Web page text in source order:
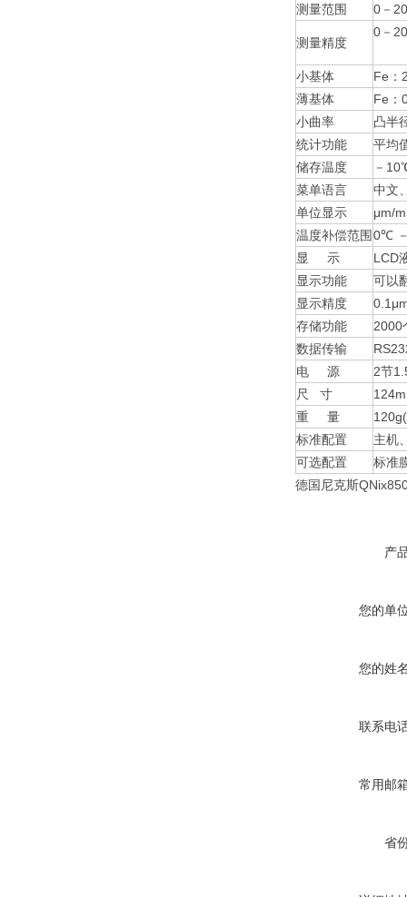
测量范围
0－
测量精度
0－
小基体
Fe
薄基体
Fe
小曲率
凸半
统计功能
平均
储存温度
－
菜单语言
中文
单位显示
μm/
温度补偿范围0℃
显 示
LCD
显示功能
可以
显示精度
存储功能
2000
数据传输
电 源
2节
尺 寸
重 量
标准配置
主机
可选配置
标准
德国尼克斯
产
您的单
您的姓
联系电
常用邮
省